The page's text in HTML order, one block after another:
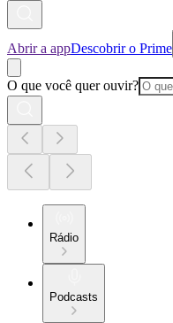
Abrir a appDescobrir o Prime
O que você quer ouvir?
Rádio
Podcasts